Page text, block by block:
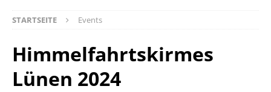
STARTSEITE Events
Himmelfahrtskirmes
Lünen 2024